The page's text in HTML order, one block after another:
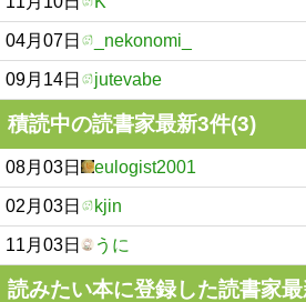
04月07日 _nekonomi_
09月14日 jutevabe
積読中の読書家最新3件(3)
08月03日 eulogist2001
02月03日 kjin
11月03日 うに
読みたい本に登録した読書家